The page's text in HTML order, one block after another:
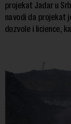
projekat Jadar u
navodi da projekat
dozvole i licience,